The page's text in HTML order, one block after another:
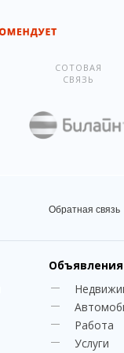
СОТОВАЯ
СВЯЗЬ
Обратная связь
Объявления
Работа
Услуги